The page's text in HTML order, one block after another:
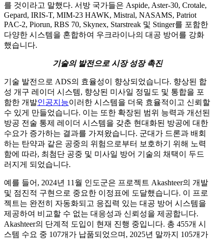
를 것이라고 말했다. 서방 국가들은 Aspide, Aster-30, Crotale,
Gepard, IRIS-T, MIM-23 HAWK, Mistral, NASAMS, Patriot
PAC-2, Piorun, RBS 70, Skynex, Starstreak 및 Stinger를 포함한
다양한 시스템을 혼합하여 우크라이나의 대공 방어를 강화
했습니다.
기술의 발전으로 시장 성장 촉진
기술 발전으로 ADS의 효율성이 향상되었습니다. 향상된 합
성 개구 레이더 시스템, 향상된 미사일 정밀도 및 통합을 포
함한 개발인공지능이러한 시스템을 더욱 효율적이고 신뢰할
수 있게 만들었습니다. 이는 또한 확장된 범위 능력과 개선된
방공 전술 통제 레이더 시스템을 갖춘 현대화된 방공에 대한
수요가 증가하는 결과를 가져왔습니다. 군대가 드론과 배회
하는 탄약과 같은 공중의 위험으로부터 보호하기 위해 노력
함에 따라, 최첨단 공중 및 미사일 방어 기술의 채택이 두드
러지게 되었습니다.
예를 들어, 2024년 11월 인도군은 프로젝트 Akashteer의 개발
및 점진적 구현으로 중요한 이정표에 도달했습니다. 이 프로
젝트는 완전히 자동화되고 응집력 있는 대공 방어 시스템을
제공하여 비교할 수 없는 대응성과 신뢰성을 제공합니다.
Akashteer의 단계적 도입이 현재 진행 중입니다. 총 455개 시
스템 수요 중 107개가 납품되었으며, 2025년 말까지 105개가